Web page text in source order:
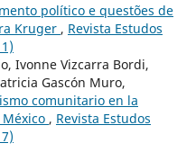
político e questões de
Kruger , Revista Estudos
Ivonne Vizcarra Bordi,
Gascón Muro,
comunitario en la
, Revista Estudos